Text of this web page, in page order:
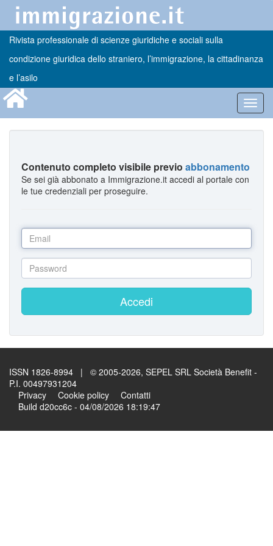
Rivista professionale di scienze giuridiche e sociali sulla
condizione giuridica dello straniero, l’immigrazione, la cittadinanza
e l’asilo
Contenuto completo visibile previo abbonamento
Se sei già abbonato a Immigrazione.it accedi al portale con
le tue credenziali per proseguire.
Accedi
ISSN 1826-8994 | © 2005-2026, SEPEL SRL Società Benefit -
P.I. 00497931204
Privacy
Cookie policy
Contatti
Build d20cc6c - 04/08/2026 18:19:47